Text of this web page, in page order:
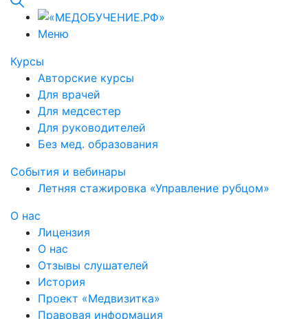
Меню
Курсы
Авторские курсы
Для врачей
Для медсестер
Для руководителей
Без мед. образования
События и вебинары
Летняя стажировка «Управление рубцом»
О нас
Лицензия
О нас
Отзывы слушателей
История
Проект «Медвизитка»
Правовая информация